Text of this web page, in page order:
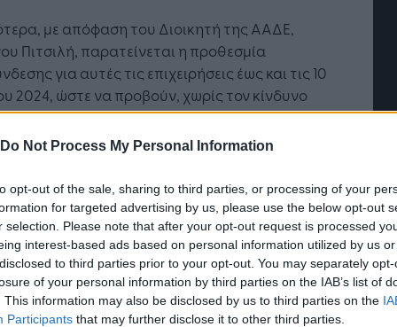
Do Not Process My Personal Information
opt-out of the sale, sharing to third parties, or processing of your
for targeted advertising by us, please use the below opt-out
selection. Please note that after your opt-out request is processed
interest-based ads based on personal information utilized by us
to third parties prior to your opt-out. You may separately
of your personal information by third parties on the IAB’s list of
This information may also be disclosed by us to third parties on the
Participants that may further disclose it to other third parties.
με απόφαση του Διοικητή της ΑΑΔΕ,
Πιτσιλή, παρατείνεται η προθεσμία
για αυτές τις επιχειρήσεις έως και τις 10
2024, ώστε να προβούν, χωρίς τον κίνδυνο
κυρώσεων, στην προμήθεια ταμειακού
ή Μέσου Πληρωμής, ο συνδυασμός των
την σύννομη λήψη πληρωμών με κάρτα από
τους.
αυτές έχουν ήδη λάβει σχετικό e-mail
ΑΑΔΕ, με το οποίο ενημερώνονται για τη
παράταση της διασύνδεσης και τη
πληροφόρησής τους από τον Πίνακα
προσλήψεις αλλάζουν: To
ως στρατηγικός
για κάθε
και εργαζόμενο
TP Greece: Πώς
διαμορφώνεται το
του Insurance στην
του AI